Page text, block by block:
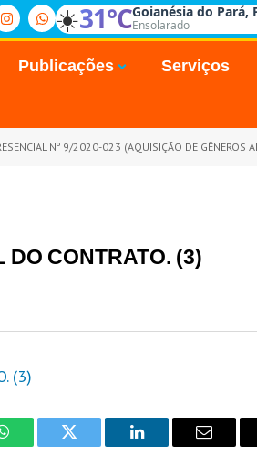
☀️31°CGoianésia do Pará,
Ensolarado
Publicações Serviços
Nº 9/2020-023 (AQUISIÇÃO DE GÊNEROS ALIMENTICIOS EM GERAL, MATERIAIS DE COPA E
DO CONTRATO. (3)
(3)
WhatsAppTwitter LinkedIn Email